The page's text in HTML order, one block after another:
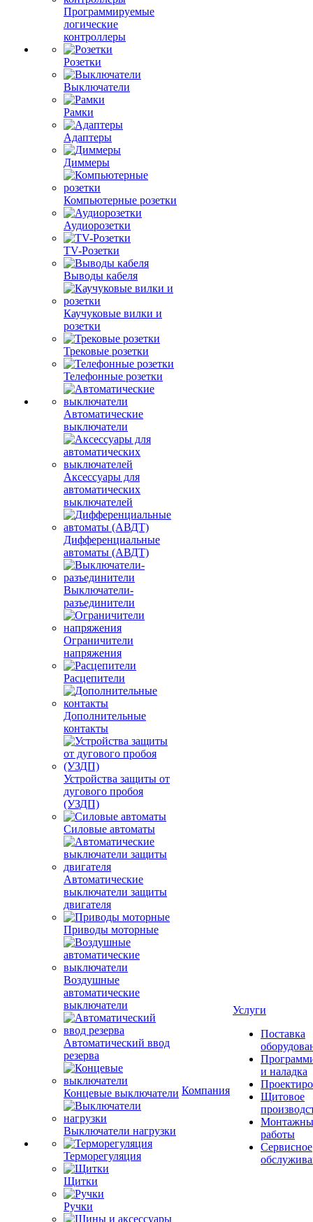
Программируемые
логические
контроллеры
Розетки
Выключатели
Рамки
Адаптеры
Диммеры
Компьютерные розетки
Аудиорозетки
TV-Розетки
Выводы кабеля
Каучуковые вилки и
розетки
Трековые розетки
Телефонные розетки
Автоматические
выключатели
Аксессуары для
автоматических
выключателей
Дифференциальные
автоматы (АВДТ)
Выключатели-
разъединители
Ограничители
напряжения
Расцепители
Дополнительные
контакты
Устройства защиты от
дугового пробоя
(УЗДП)
Силовые автоматы
Автоматические
выключатели защиты
двигателя
Приводы моторные
Воздушные
автоматические
выключатели
Автоматический ввод
резерва
Концевые выключатели
Выключатели нагрузки
Терморегуляция
Щитки
Ручки
Компания
Услуги
Поставка
и наладка
Щитовое
работы
Сервисное